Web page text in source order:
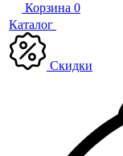
Корзина 0
Каталог
Скидки